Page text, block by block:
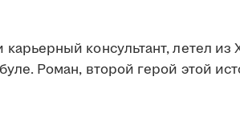
консультант, летел из
Роман, второй герой этой